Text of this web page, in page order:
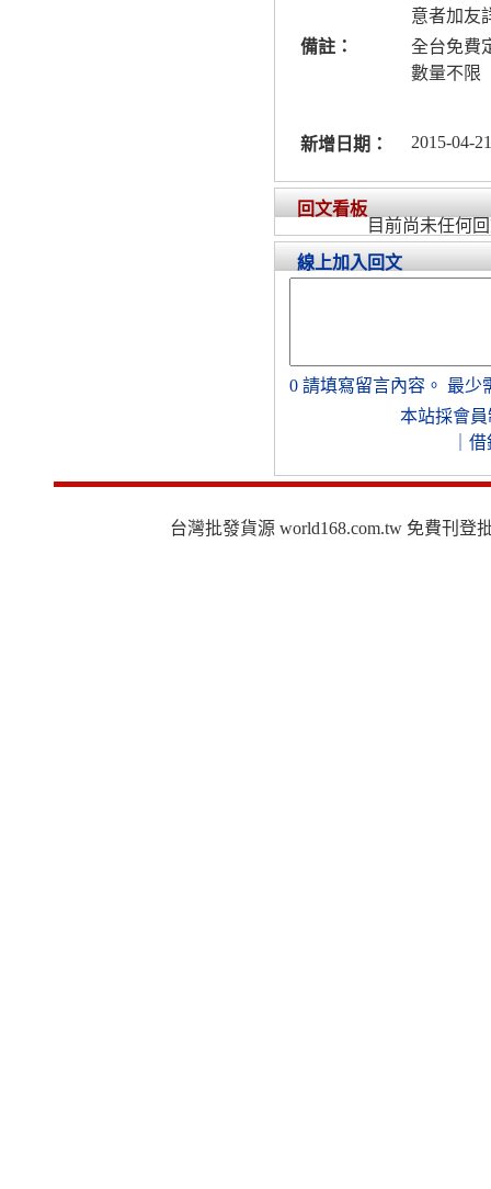
意者加友
備註：
全台免費
數量不限
新增日期： 2015-04-
回文看板
目前尚未任何
線上加入回文
0 請填寫留言內容。 最少
本站採會員
借
台灣批發貨源 world168.com.tw 免費刊登